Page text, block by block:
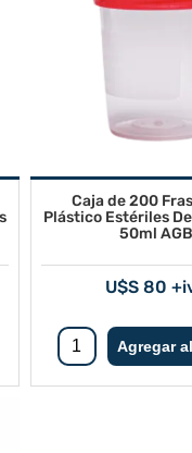
Caja de 200
Plástico Estériles
50ml AGB
U$S 80